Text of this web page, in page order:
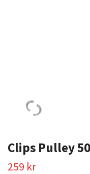
Clips Pulley
259 kr